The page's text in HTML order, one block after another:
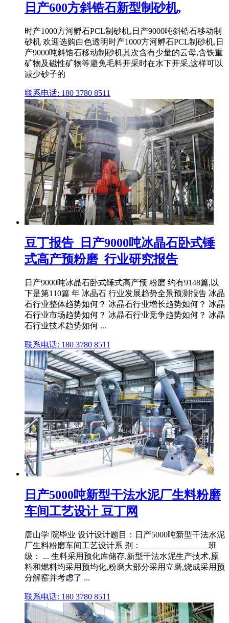
日产600方斜锆石新型制砂机,
时产1000方河孵石PCL制砂机,日产9000吨斜锆石移动制
砂机 欢迎选购白色透明时产1000方河孵石PCL制砂机,日
产9000吨斜锆石移动制砂机其次含有少量的云母,含铁重
矿物及磁性矿物等避免毛料开采时在水下开采,这样可以
减少砂子的
联系电话: 180 3780 8511
豆丁报告_日产9000吨冰晶石卧式锤
式高产预粉磨_行业研究报告
日产9000吨冰晶石卧式锤式高产预 粉磨 约有9148篇,以
下是第110篇 年 冰晶石 行业发展趋势全景预测报告 冰晶
石行业整体趋势如何？ 冰晶石行业增长趋势如何？ 冰晶
石行业市场趋势如何？ 冰晶石行业竞争趋势如何？ 冰晶
石行业技术趋势如何 ...
联系电话: 180 3780 8511
日产5000吨新型干法水泥厂生料粉磨
车间工艺设计 豆丁网
唐山学 院毕业 设计设计题目：日产5000吨新型干法水泥
厂生料粉磨车间工艺设计系 别：____________ ____班
级： ... 生料采用预化库储存,新型干法水泥生产技术,原
料和燃料均采用预均化,粉磨大部分采用立磨,烧成采用预
分解窑并考虑了 ...
联系电话: 180 3780 8511